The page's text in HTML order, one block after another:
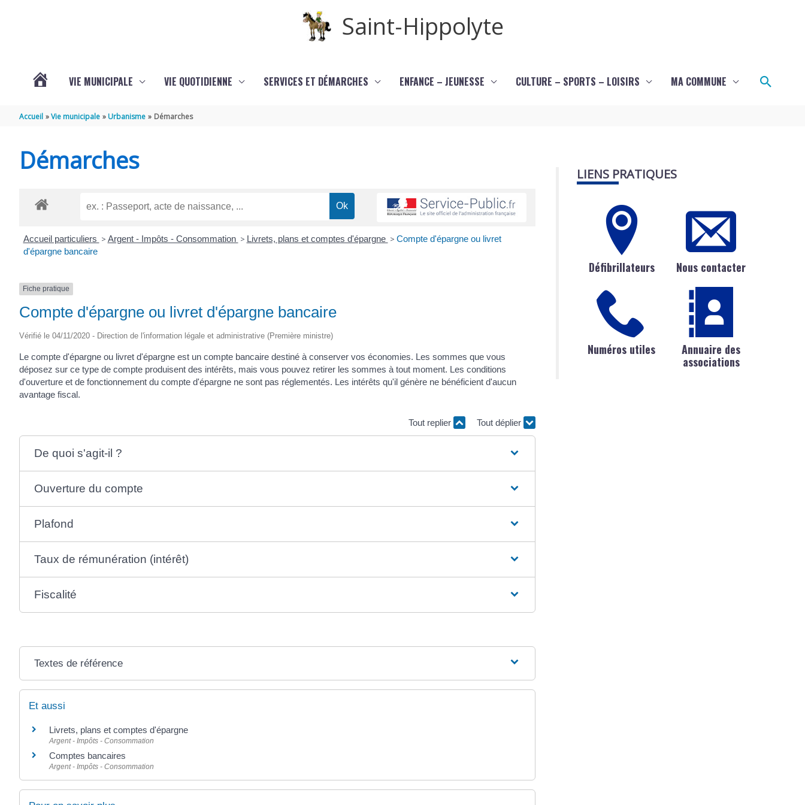
Saint-Hippolyte
SAINT-
HIPPOLYTE
(17430)
VIE MUNICIPALE VIE QUOTIDIENNE SERVICES ET DÉMARCHES ENFANCE – JEUNESSE CULTURE – SPORTS – LOISIRS MA COMMUNE
Accueil Vie municipale Urbanisme Démarches
Démarches
Accueil particuliers > Argent - Impôts - Consommation > Livrets, plans et comptes d'épargne > Compte d'épargne ou livret
d'épargne bancaire
Fiche pratique
Compte d'épargne ou livret d'épargne bancaire
Vérifié le 04/11/2020 - Direction de l'information légale et administrative (Première ministre)
Le compte d'épargne ou livret d'épargne est un compte bancaire destiné à conserver vos économies. Les sommes que vous
déposez sur ce type de compte produisent des intérêts, mais vous pouvez retirer les sommes à tout moment. Les conditions
d'ouverture et de fonctionnement du compte d'épargne ne sont pas réglementés. Les intérêts qu'il génère ne bénéficient d'aucun
avantage fiscal.
Tout replier Tout déplier
De quoi s'agit-il ?
Ouverture du compte
Plafond
Taux de rémunération (intérêt)
Fiscalité
Textes de référence
Et aussi
Livrets, plans et comptes d'épargne
Argent - Impôts - Consommation
Comptes bancaires
Argent - Impôts - Consommation
LIENS PRATIQUES
Défibrillateurs Nous contacter
Numéros utiles
Annuaire des
associations